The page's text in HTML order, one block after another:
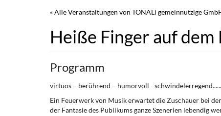
« Alle Veranstaltungen von TONALi gemeinnützige
Heiße Finger auf dem
Programm
virtuos – berührend – humorvoll - schwindelerregend......
Ein Feuerwerk von Musik erwartet die Zuschauer bei
der Fantasie des Publikums ganze Szenerien lebendig